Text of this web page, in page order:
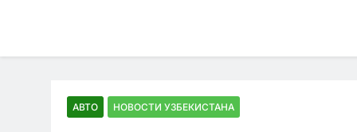
АВТО НОВОСТИ УЗБЕКИСТАНА